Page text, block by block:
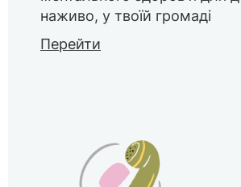
наживо, у твоїй громаді
Перейти